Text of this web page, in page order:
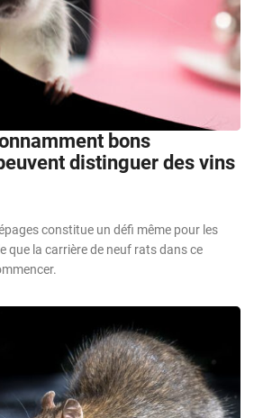
bons
distinguer des vins
constitue un défi même pour les
que la carrière de neuf rats dans ce